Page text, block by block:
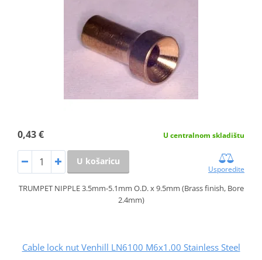
0,43 € U centralnom skladištu
U košaricu
Usporedite
TRUMPET NIPPLE 3.5mm-5.1mm O.D. x 9.5mm (Brass finish, Bore
2.4mm)
Cable lock nut Venhill LN6100 M6x1.00 Stainless Steel